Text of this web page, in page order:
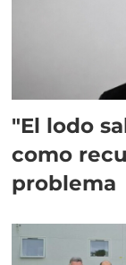
"El lodo
como
problema